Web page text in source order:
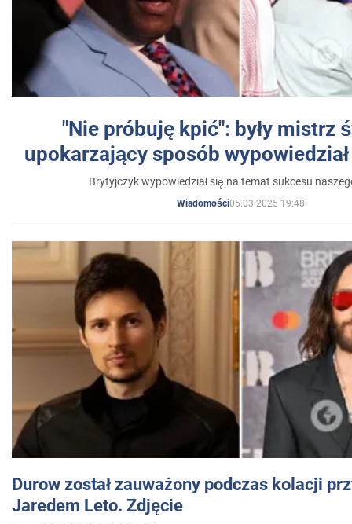
"Nie próbuję kpić": były mistrz
upokarzający sposób
Brytyjczyk wypowiedział się na temat sukcesu
Wiadomości05.03.2025 19:48
Durow został zauważony podczas kolacji
Jaredem Leto. Zdjęcie